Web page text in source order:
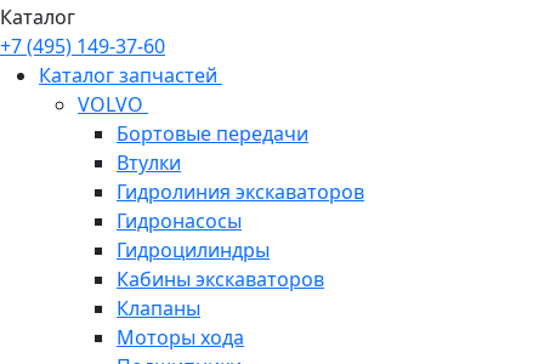
Каталог
+7 (495) 149-37-60
Каталог запчастей
VOLVO
Бортовые передачи
Втулки
Гидролиния экскаваторов
Гидронасосы
Гидроцилиндры
Кабины экскаваторов
Клапаны
Моторы хода